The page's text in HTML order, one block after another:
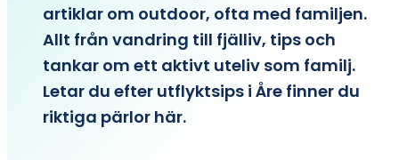
artiklar om outdoor, ofta med familjen.
Allt från vandring till fjälliv, tips och
tankar om ett aktivt uteliv som familj.
Letar du efter utflyktsips i Åre finner du
riktiga pärlor här.